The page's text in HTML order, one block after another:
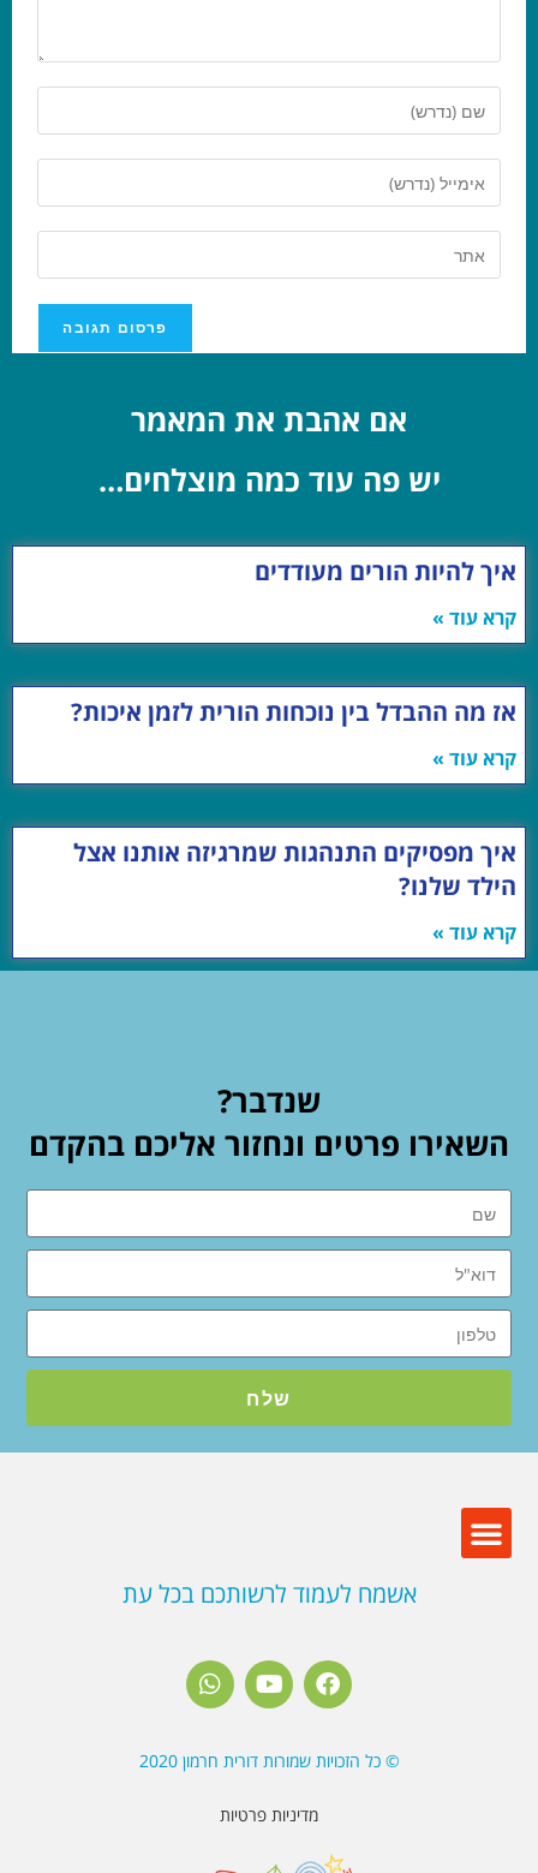
אם אהבת את המאמר
יש פה עוד כמה מוצלחים…
איך להיות הורים מעודדים
קרא עוד »
אז מה ההבדל בין נוכחות הורית לזמן איכות?
קרא עוד »
איך מפסיקים התנהגות שמרגיזה אותנו אצל
הילד שלנו?
קרא עוד »
שנדבר?
השאירו פרטים ונחזור אליכם בהקדם
שלח
אשמח לעמוד לרשותכם בכל עת
© כל הזכויות שמורות דורית חרמון 2020
מדיניות פרטיות